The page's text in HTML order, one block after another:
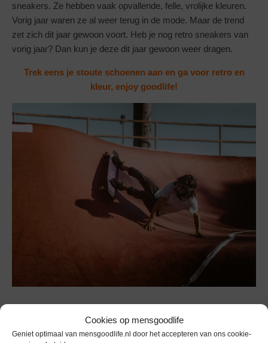
Cookies op mensgoodlife
Geniet optimaal van mensgoodlife.nl door het accepteren van ons cookie-
sneakers. Ze hebben vaak opvallende, felle, vrolijke kleuren.
Vorig jaar waren ze al weer terug in de mode. Maar de trend
zet zich dit jaar gewoon voort. Heb je nog retro sneakers van
vorig jaar? Dan kun je deze dit jaar gewoon weer dragen.
Trek eens je stoute schoenen aan en ga voor retro en
kleur, enjoy goodlife!